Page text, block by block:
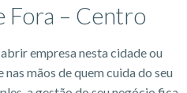
Fora – Centro
empresa nesta cidade ou
mãos de quem cuida do seu